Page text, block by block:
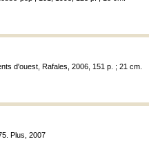
d'ouest, Rafales, 2006, 151 p. ; 21 cm.
Plus, 2007